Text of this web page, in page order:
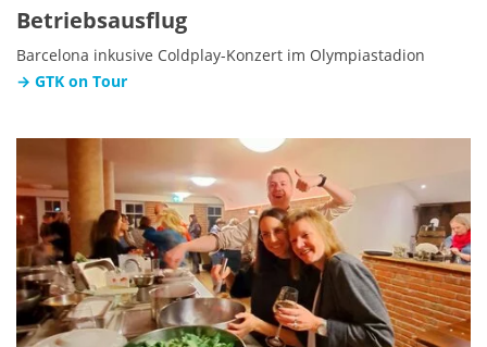
Betriebsausflug
Barcelona inkusive Coldplay-Konzert im Olympiastadion
→ GTK on Tour